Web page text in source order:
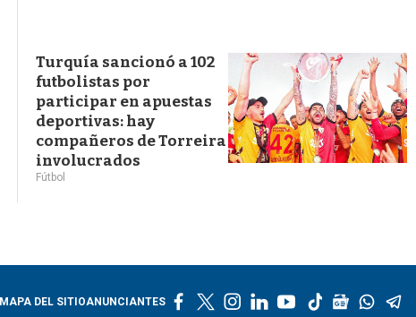
Turquía sancionó a 102
futbolistas por
participar en apuestas
deportivas: hay
compañeros de Torreira
involucrados
Fútbol
MAPA DEL SITIOANUNCIANTES
l
y
t
g
w